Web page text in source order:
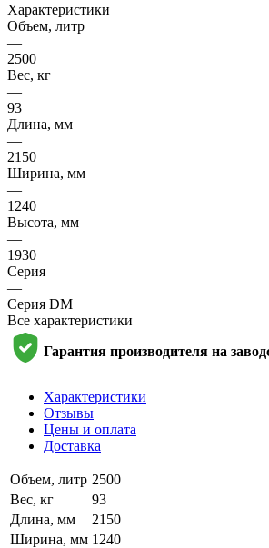
Характеристики
Объем, литр
—
2500
Вес, кг
—
93
Длина, мм
—
2150
Ширина, мм
—
1240
Высота, мм
—
1930
Серия
—
Серия DM
Все характеристики
Гарантия производителя на
Характеристики
Отзывы
Цены и оплата
Доставка
Объем, литр 2500
Вес, кг
93
Длина, мм
2150
Ширина, мм 1240